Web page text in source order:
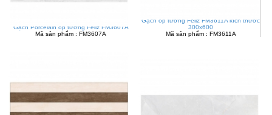
Gạch Porcelain ốp tường Feliz FM3607A
Mã sản phẩm : FM3607A
Gạch ốp tường Feliz FM3611A kích thước
300x600
Mã sản phẩm : FM3611A